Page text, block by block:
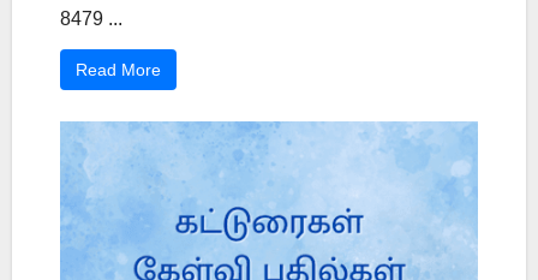
8479 ...
Read More